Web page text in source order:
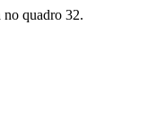
no quadro 32.